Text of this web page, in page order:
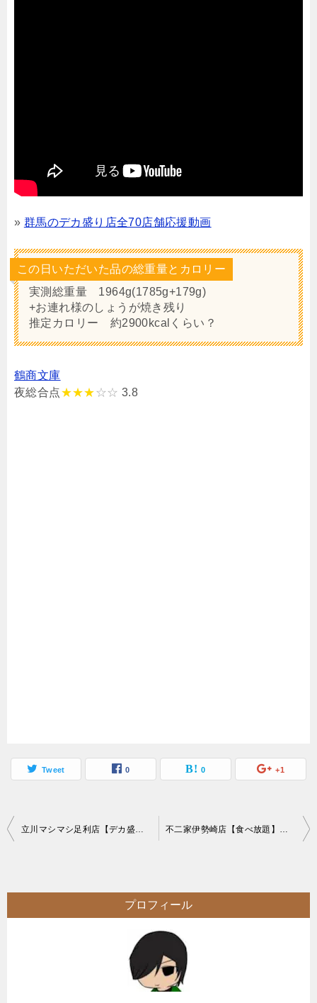
» 群馬のデカ盛り店全70店舗応援動画
この日いただいた品の総重量とカロリー
実測総重量 1964g(1785g+179g)
+お連れ様のしょうが焼き残り
推定カロリー 約2900kcalくらい？
鶴商文庫
夜総合点★★★ ☆☆ 3.8
Tweet 0 0 +1
投
ビ
ゲ
立川マシマシ足利店【デカ盛り】超ボリューミー二郎系ラーメン店の移転先へ初訪問 不二家伊勢崎店【食べ放題】不二家のバイキングでケーキではなくパフェ中心大食い
プロフィール